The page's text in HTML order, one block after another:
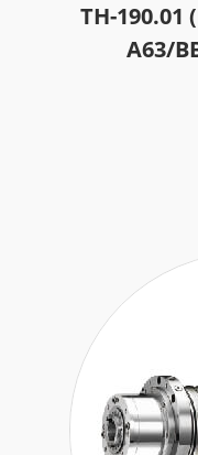
TH-190.01
A63/